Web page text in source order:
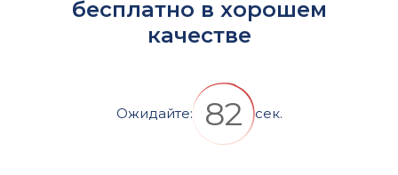
бесплатно в хорошем
качестве
Ожидайте: 82 сек.